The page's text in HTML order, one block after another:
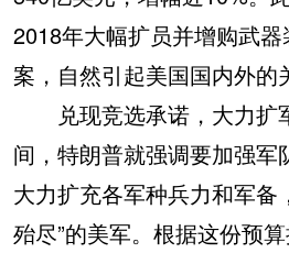
2018年大幅扩员并增购武
案，自然引起美国国内外的
兑现竞选承诺，大力扩
间，特朗普就强调要加强军
大力扩充各军种兵力和军备
殆尽”的美军。根据这份预